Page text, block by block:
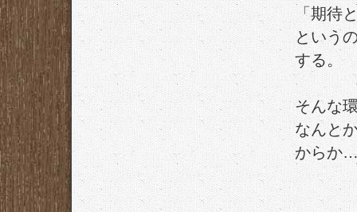
「期待
という
する。
そんな
なんと
からか